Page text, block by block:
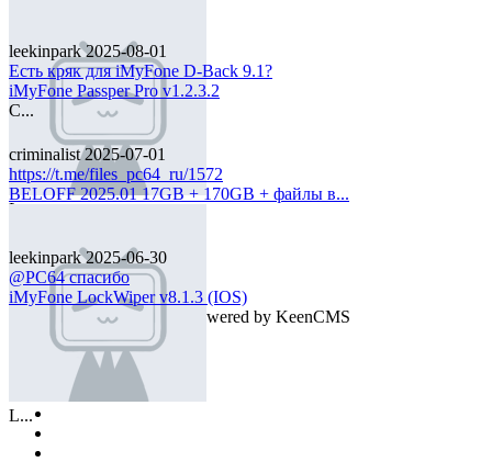
L...
leekinpark 2025-08-01
Есть кряк для iMyFone D-Back 9.1?
iMyFone Passper Pro v1.2.3.2
C...
criminalist 2025-07-01
https://t.me/files_pc64_ru/1572
BELOFF 2025.01 17GB + 170GB + файлы в...
L...
leekinpark 2025-06-30
@PC64 спасибо
iMyFone LockWiper v8.1.3 (IOS)
PC64 , The site is powered by KeenCMS